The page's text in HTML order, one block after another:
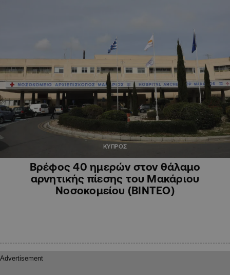
ΚΥΠΡΟΣ
Βρέφος 40 ημερών στον θάλαμο
αρνητικής πίεσης του Μακάριου
Νοσοκομείου (ΒΙΝΤΕΟ)